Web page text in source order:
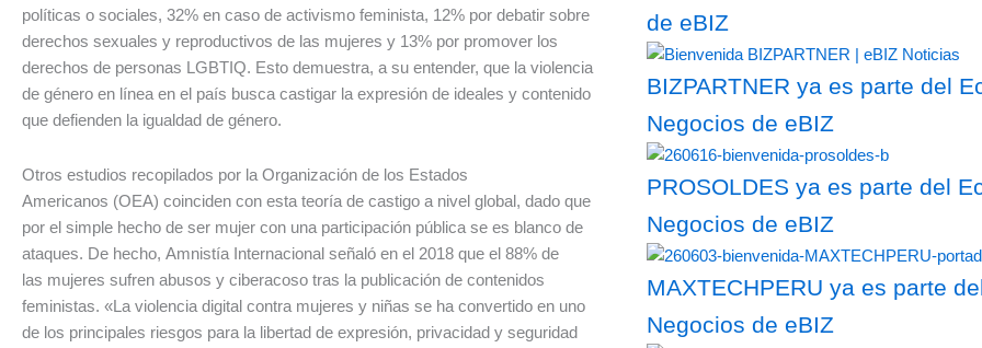
políticas o sociales, 32% en caso de activismo feminista, 12% por debatir sobre
derechos sexuales y reproductivos de las mujeres y 13% por promover los
derechos de personas LGBTIQ. Esto demuestra, a su entender, que la violencia
de género en línea en el país busca castigar la expresión de ideales y contenido
que defienden la igualdad de género.
Otros estudios recopilados por la Organización de los Estados
Americanos (OEA) coinciden con esta teoría de castigo a nivel global, dado que
por el simple hecho de ser mujer con una participación pública se es blanco de
ataques. De hecho, Amnistía Internacional señaló en el 2018 que el 88% de
las mujeres sufren abusos y ciberacoso tras la publicación de contenidos
feministas. «La violencia digital contra mujeres y niñas se ha convertido en uno
de los principales riesgos para la libertad de expresión, privacidad y seguridad
de eBIZ
BIZPARTNER ya es parte del
Negocios de eBIZ
PROSOLDES ya es parte del
Negocios de eBIZ
MAXTECHPERU ya es parte
Negocios de eBIZ